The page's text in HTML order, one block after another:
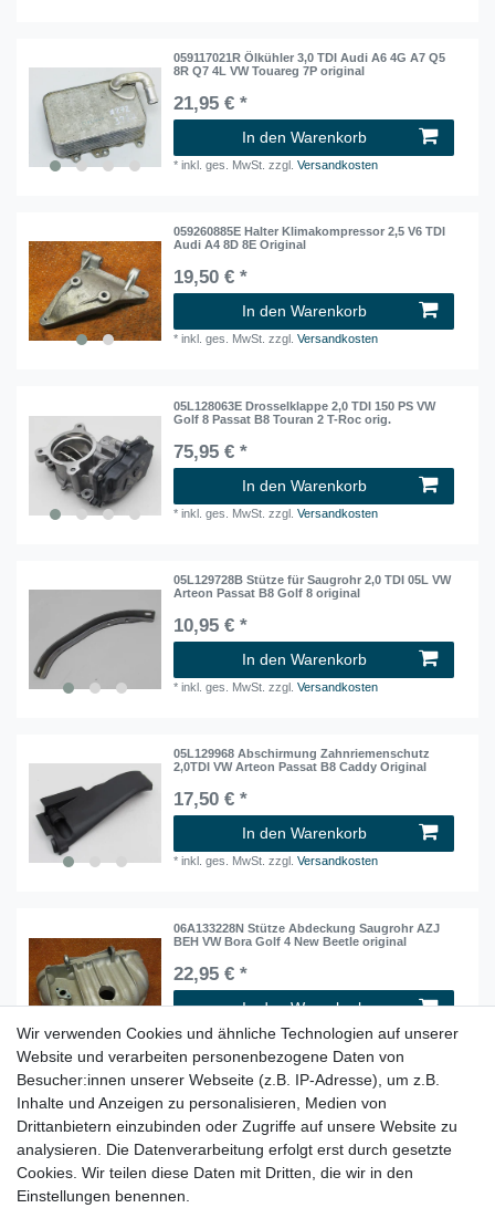
059117021R Ölkühler 3,0 TDI Audi A6 4G A7 Q5
8R Q7 4L VW Touareg 7P original
21,95 € *
In den Warenkorb
*inkl. ges. MwSt. zzgl.Versandkosten
059260885E Halter Klimakompressor 2,5 V6 TDI
Audi A4 8D 8E Original
19,50 € *
In den Warenkorb
*inkl. ges. MwSt. zzgl.Versandkosten
05L128063E Drosselklappe 2,0 TDI 150 PS VW
Golf 8 Passat B8 Touran 2 T-Roc orig.
75,95 € *
In den Warenkorb
*inkl. ges. MwSt. zzgl.Versandkosten
05L129728B Stütze für Saugrohr 2,0 TDI 05L VW
Arteon Passat B8 Golf 8 original
10,95 € *
In den Warenkorb
*inkl. ges. MwSt. zzgl.Versandkosten
05L129968 Abschirmung Zahnriemenschutz
2,0TDI VW Arteon Passat B8 Caddy Original
17,50 € *
In den Warenkorb
*inkl. ges. MwSt. zzgl.Versandkosten
06A133228N Stütze Abdeckung Saugrohr AZJ
BEH VW Bora Golf 4 New Beetle original
22,95 € *
In den Warenkorb
*inkl. ges. MwSt.zzgl.Versandkosten
06A133228S Stütze Abdeckung Saugrohr AZJ
BEH VW Bora Golf 4 New Beetle original
22,95 € *
In den Warenkorb
Wir verwenden Cookies und ähnliche Technologien auf unserer
Website und verarbeiten personenbezogene Daten von
Besucher:innen unserer Webseite (z.B. IP-Adresse), um z.B.
Inhalte und Anzeigen zu personalisieren, Medien von
Drittanbietern einzubinden oder Zugriffe auf unsere Website zu
analysieren. Die Datenverarbeitung erfolgt erst durch gesetzte
Cookies. Wir teilen diese Daten mit Dritten, die wir in den
Einstellungen benennen.